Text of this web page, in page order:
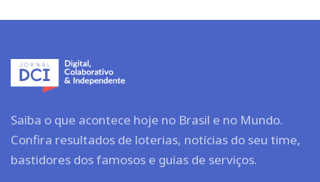
Saiba o que acontece hoje no Brasil e no Mundo.
Confira resultados de loterias, notícias do seu time,
bastidores dos famosos e guias de serviços.